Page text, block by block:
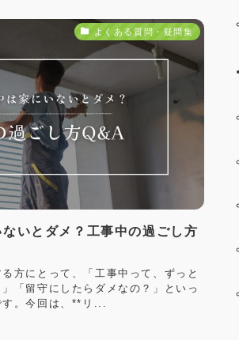
よくある質問・疑問集
いとダメ？工事中の過ごし方
方にとって、「工事中って、ずっと
「留守にしたらダメなの？」といっ
。今回は、**リ...